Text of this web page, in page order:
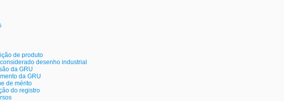
de produto
desenho industrial
da GRU
da GRU
de mérito
do registro